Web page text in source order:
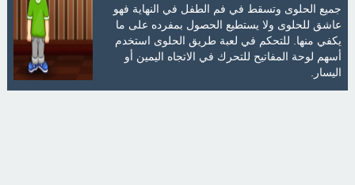
جميع الحلوى وتسقط في فم الطفل في النهاية فهو
عاشق للحلوى ولا يستطيع الحصول بمفرده على ما
يكفي منها. للتحكم في لعبة طريق الحلوى استخدم
أسهم لوحة المفاتيح للتحرك في الاتجاه اليمين أو
اليسار.